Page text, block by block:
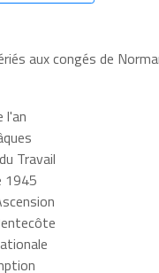
aux congés de
l'an
Travail
1945